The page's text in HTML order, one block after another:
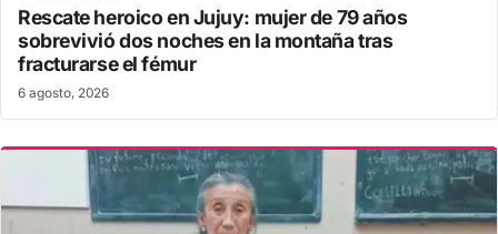
Rescate heroico en Jujuy: mujer de 79 años
sobrevivió dos noches en la montaña tras
fracturarse el fémur
6 agosto, 2026